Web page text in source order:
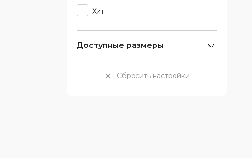
Хит
Доступные размеры
× Сбросить настройки